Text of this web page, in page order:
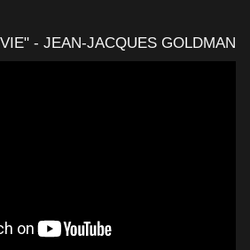
- JEAN-JACQUES GOLDMAN